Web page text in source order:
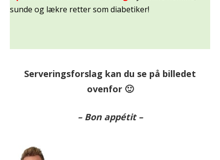
sunde og lækre retter som diabetiker!
Serveringsforslag kan du se på billedet
ovenfor 🙂
– Bon appétit –